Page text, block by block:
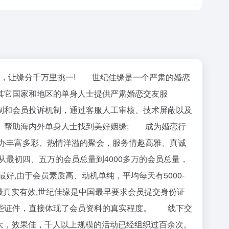
，让缘分千万里挑一! 世纪佳缘是一个严肃的婚恋
国家和地区的单身人士提供严肃婚恋交友服
员投诉机制，通过客服人工审核、技术屏蔽以及
助海内外单身人士找到美好姻缘; 成为婚恋行
多彩、热情洋溢的聚会，服务情趣高雅、真诚
四、五万的会员总量到4000多万的会员总量，
由于会员素质高、动机单纯，平均每天有5000-
实有效,世纪佳缘是中国最早要求会员提交身份证
证件，直接体现了会员资料的真实程度。 线下交
效果佳，千人以上规模的活动已经组织过百余次。